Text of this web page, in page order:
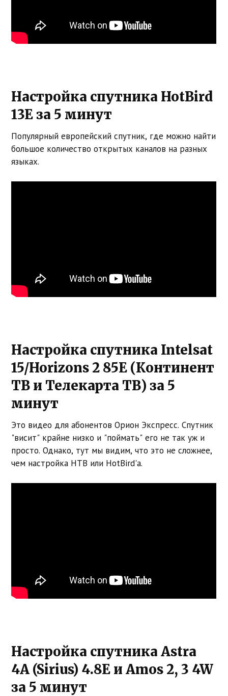
Настройка спутника HotBird
13E за 5 минут
Популярный европейский спутник, где можно найти
большое количество открытых каналов на разных
языках.
Настройка спутника Intelsat
15/Horizons 2 85E (Континент
ТВ и Телекарта ТВ) за 5
минут
Это видео для абонентов Орион Экспресс. Спутник
"висит" крайне низко и "поймать" его не так уж и
просто. Однако, тут мы видим, что это не сложнее,
чем настройка НТВ или HotBird'а.
Настройка спутника Astra
4A (Sirius) 4.8E и Amos 2, 3 4W
за 5 минут